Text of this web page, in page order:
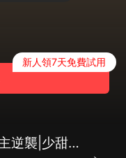
新人領7天免費試用
迫嫁|現言|爽文|女主逆襲|少甜不膩|AI多播